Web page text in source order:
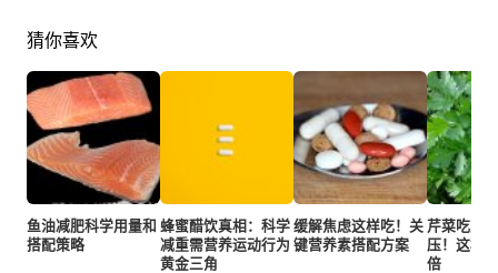
猜你喜欢
鱼油减肥科学用量和
搭配策略
蜂蜜醋饮真相：科学
减重需营养运动行为
黄金三角
缓解焦虑这样吃！关
键营养素搭配方案
芹菜吃对
压！这样
倍